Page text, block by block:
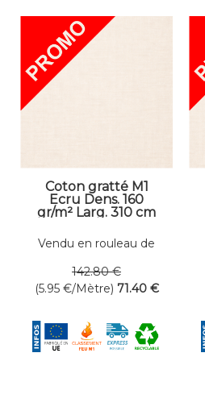
Coton gratté M1
Ecru Dens. 160
gr/m² Larg. 310 cm
Vendu en rouleau de
142.80 €
(5.95 €/Mètre) 71.40 €